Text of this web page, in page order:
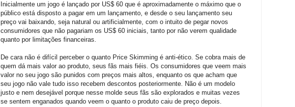
Inicialmente um jogo é lançado por US$ 60 que é aproximadamente o máximo que o
público está disposto a pagar em um lançamento, e desde o seu lançamento seu
preço vai baixando, seja natural ou artificialmente, com o intuito de pegar novos
consumidores que não pagariam os US$ 60 iniciais, tanto por não verem qualidade
quanto por limitações financeiras.
De cara não é difícil perceber o quanto Price Skimming é anti-ético. Se cobra mais de
quem dá mais valor ao produto, seus fãs mais fiéis. Os consumidores que veem mais
valor no seu jogo são punidos com preços mais altos, enquanto os que acham que
seu jogo não vale tudo isso recebem descontos posteriormente. Não é um modelo
justo e nem desejável porque nesse molde seus fãs são explorados e muitas vezes
se sentem enganados quando veem o quanto o produto caiu de preço depois.